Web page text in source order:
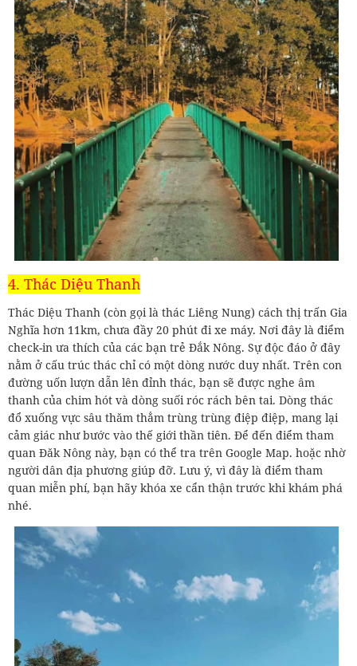
4. Thác Diệu Thanh
Thác Diệu Thanh (còn gọi là thác Liêng Nung) cách thị trấn Gia
Nghĩa hơn 11km, chưa đầy 20 phút đi xe máy. Nơi đây là điểm
check-in ưa thích của các bạn trẻ Đắk Nông. Sự độc đáo ở đây
nằm ở cấu trúc thác chỉ có một dòng nước duy nhất. Trên con
đường uốn lượn dẫn lên đỉnh thác, bạn sẽ được nghe âm
thanh của chim hót và dòng suối róc rách bên tai. Dòng thác
đổ xuống vực sâu thăm thẳm trùng trùng điệp điệp, mang lại
cảm giác như bước vào thế giới thần tiên. Để đến điểm tham
quan Đăk Nông này, bạn có thể tra trên Google Map. hoặc nhờ
người dân địa phương giúp đỡ. Lưu ý, vì đây là điểm tham
quan miễn phí, bạn hãy khóa xe cẩn thận trước khi khám phá
nhé.